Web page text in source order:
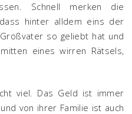
Schnell merken die
hinter alldem eins der
so geliebt hat und
eines wirren Rätsels,
viel. Das Geld ist immer
von ihrer Familie ist auch